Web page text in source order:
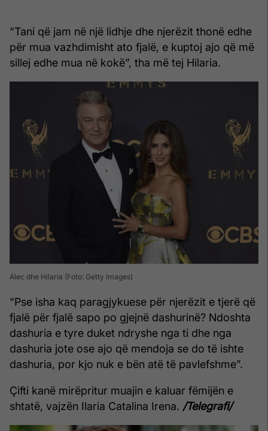
“Tani që jam në një lidhje dhe njerëzit thonë edhe
për mua vazhdimisht ato fjalë, e kuptoj ajo që më
sillej edhe mua në kokë”, tha më tej Hilaria.
Alec dhe Hilaria (Foto: Getty Images)
“Pse isha kaq paragjykuese për njerëzit e tjerë që
fjalë për fjalë sapo po gjejnë dashurinë? Ndoshta
dashuria e tyre duket ndryshe nga ti dhe nga
dashuria jote ose ajo që mendoja se do të ishte
dashuria, por kjo nuk e bën atë të pavlefshme”.
Çifti kanë mirëpritur muajin e kaluar fëmijën e
shtatë, vajzën Ilaria Catalina Irena. /Telegrafi/